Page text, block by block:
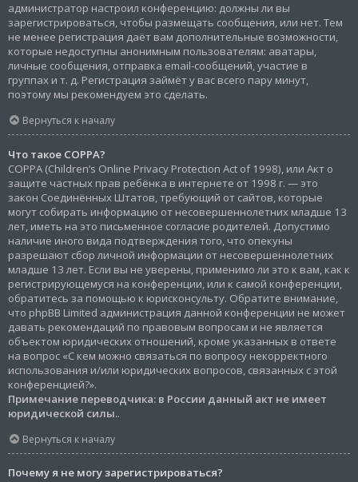
администратор настроил конференцию: должны ли вы
зарегистрироваться, чтобы размещать сообщения, или нет. Тем
не менее регистрация даёт вам дополнительные возможности,
которые недоступны анонимным пользователям: аватары,
личные сообщения, отправка email-сообщений, участие в
группах и т. д. Регистрация займёт у вас всего пару минут,
поэтому мы рекомендуем это сделать.
Вернуться к началу
Что такое COPPA?
COPPA (Children’s Online Privacy Protection Act of 1998), или Акт о
защите частных прав ребёнка в интернете от 1998 г. — это
закон Соединённых Штатов, требующий от сайтов, которые
могут собирать информацию от несовершеннолетних младше 13
лет, иметь на это письменное согласие родителей. Допустимо
наличие иного вида подтверждения того, что опекуны
разрешают сбор личной информации от несовершеннолетних
младше 13 лет. Если вы не уверены, применимо ли это к вам, как к
регистрирующемуся на конференции, или к самой конференции,
обратитесь за помощью к юрисконсульту. Обратите внимание,
что phpBB Limited администрация данной конференции не может
давать рекомендаций по правовым вопросам и не является
объектом юридических отношений, кроме указанных в ответе
на вопрос «С кем можно связаться по вопросу некорректного
использования и/или юридических вопросов, связанных с этой
конференцией?».
Примечание переводчика: в России данный акт не имеет
юридической силы..
Вернуться к началу
Почему я не могу зарегистрироваться?